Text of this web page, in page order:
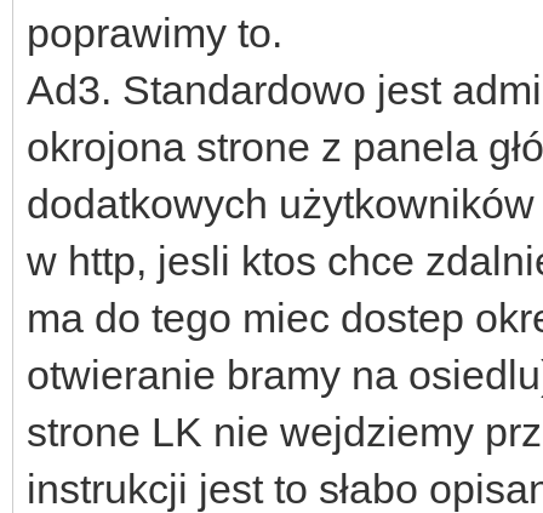
poprawimy to.
Ad3. Standardowo jest
okrojona strone z panela
dodatkowych
w http, jesli ktos chce
ma do tego miec dostep
otwieranie bramy na
strone LK nie wejdziemy
instrukcji jest to słabo